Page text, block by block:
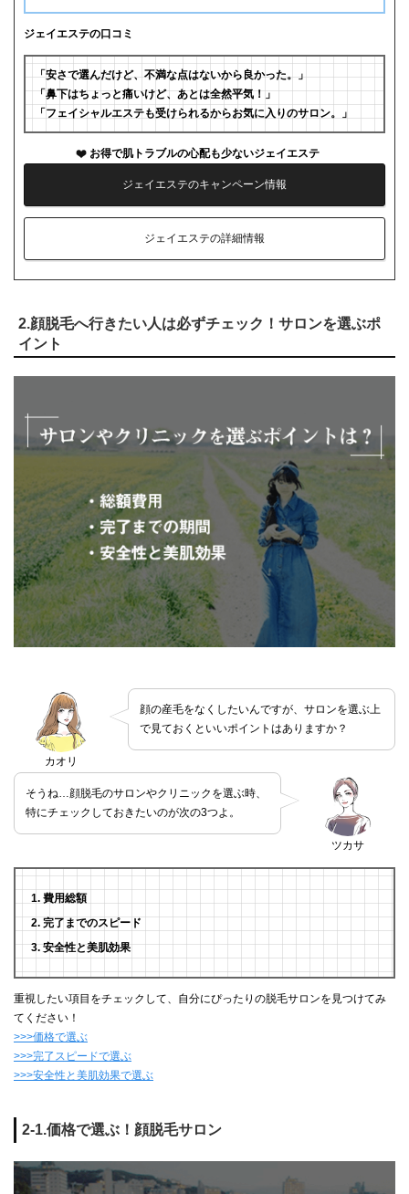
ジェイエステの口コミ
「安さで選んだけど、不満な点はないから良かった。」
「鼻下はちょっと痛いけど、あとは全然平気！」
「フェイシャルエステも受けられるからお気に入りのサロン。」
お得で肌トラブルの心配も少ないジェイエステ
ジェイエステのキャンペーン情報
ジェイエステの詳細情報
2.顔脱毛へ行きたい人は必ずチェック！サロンを選ぶポ
イント
カオリ
顔の産毛をなくしたいんですが、サロンを選ぶ上
で見ておくといいポイントはありますか？
ツカサ
そうね…顔脱毛のサロンやクリニックを選ぶ時、
特にチェックしておきたいのが次の3つよ。
費用総額
完了までのスピード
安全性と美肌効果
重視したい項目をチェックして、自分にぴったりの脱毛サロンを見つけてみ
てください！
>>>価格で選ぶ
>>>完了スピードで選ぶ
>>>安全性と美肌効果で選ぶ
2-1.価格で選ぶ！顔脱毛サロン